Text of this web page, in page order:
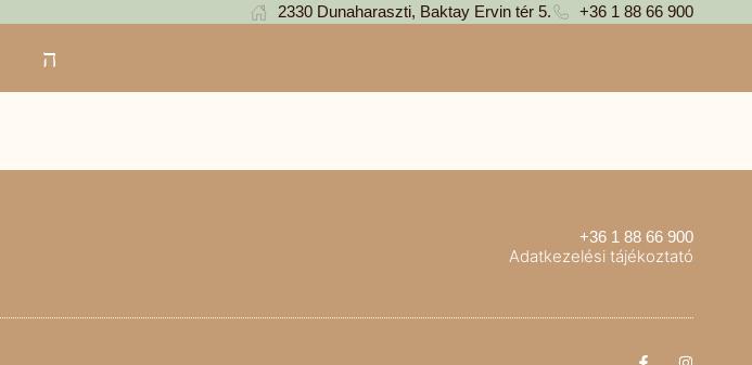
2330 Dunaharaszti, Baktay Ervin tér 5. +36 1 88 66 900
+36 1 88 66 900
Adatkezelési tájékoztató